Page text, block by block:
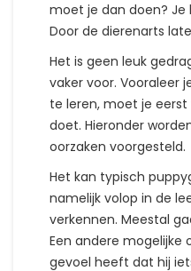
moet je dan doen? Je
Door de dierenarts
Het is geen leuk
vaker voor. Vooraleer
te leren, moet je
doet. Hieronder
oorzaken voorgesteld.
Het kan typisch
namelijk volop in de
verkennen. Meestal
Een andere mogelijke
gevoel heeft dat hij